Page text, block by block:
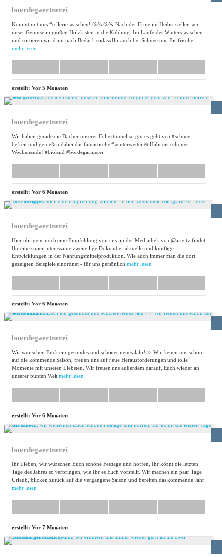
boerdegaertnerei
Kommt mit uns #sellerie waschen! 💦🔪💦🔪 Nach der Ernte im Herbst stellen wir
unser Gemüse in großen Holzkisten in die Kühlung. Im Laufe des Winters waschen
und sortieren wir dann nach Bedarf, sodass Ihr auch bei Schnee und Eis frische
mehr lesen
erstellt: Vor 5 Monaten
boerdegaertnerei
Wir haben gerade die Dächer unserer Folientunnel so gut es geht von #schnee
befreit und genießen dabei das fantastische #winterwetter ❄️ Habt ein schönes
Wochenende! #bioland #bördegärtnerei
erstellt: Vor 6 Monaten
boerdegaertnerei
Hier übrigens noch eine Empfehlung von uns: in der Mediathek von @arte.tv findet
Ihr eine super interessante zweiteilige Doku über aktuelle und künftige
Entwicklungen in der Nahrungsmittelproduktion. Wie auch immer man die dort
gezeigten Beispiele einordnet - für uns persönlich mehr lesen
erstellt: Vor 6 Monaten
boerdegaertnerei
Wir wünschen Euch ein gesundes und schönes neues Jahr! ✨ Wir freuen uns schon
auf die kommende Saison, freuen uns auf neue Herausforderungen und tolle
Momente mit unseren Liebsten. Wir freuen uns außerdem darauf, Euch wieder an
unserer bunten Welt mehr lesen
erstellt: Vor 6 Monaten
boerdegaertnerei
Ihr Lieben, wir wünschen Euch schöne Festtage und hoffen, Ihr könnt die letzten
Tage des Jahres so verbringen, wie Ihr es Euch vorstellt. Wir machen ein paar Tage
Urlaub, blicken zurück auf die vergangene Saison und bereiten das kommende Jahr
mehr lesen
erstellt: Vor 7 Monaten